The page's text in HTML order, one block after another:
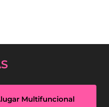
Multifuncional